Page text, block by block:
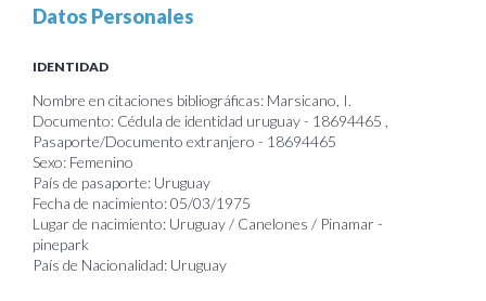
Datos Personales
IDENTIDAD
Nombre en citaciones bibliográficas: Marsicano, I.
Documento: Cédula de identidad uruguay - 18694465 ,
Pasaporte/Documento extranjero - 18694465
Sexo: Femenino
País de pasaporte: Uruguay
Fecha de nacimiento: 05/03/1975
Lugar de nacimiento: Uruguay / Canelones / Pinamar -
pinepark
País de Nacionalidad: Uruguay